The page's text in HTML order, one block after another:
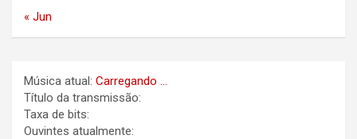
« Jun
Música atual: Carregando ...
Título da transmissão:
Taxa de bits:
Ouvintes atualmente: